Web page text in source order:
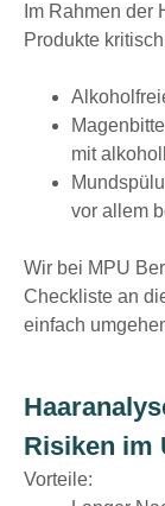
Im Rahmen der
Produkte
mit
vor allem
Wir bei MPU
Checkliste an
einfach
Risiken im
Vorteile: